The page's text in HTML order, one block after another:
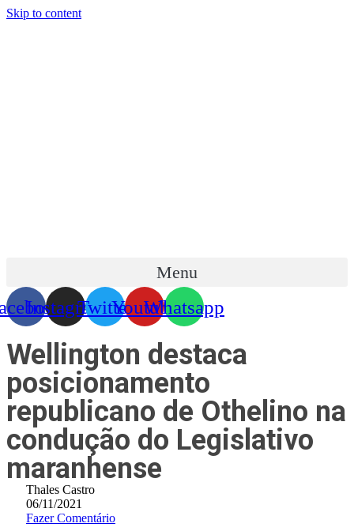
Skip to content
Menu
InstagramTwitterYoutubeWhatsapp
Wellington destaca
posicionamento
republicano de Othelino na
condução do Legislativo
maranhense
Thales Castro
06/11/2021
Fazer Comentário